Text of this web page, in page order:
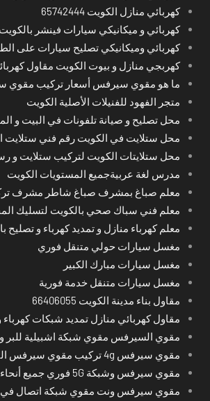
كهربائي منازل الكويت 65742444
كهربائي و ميكانيكي سيارات فينشر بالكويت 24 ساعة
كهربائي وميكانيكي تصليح سيارات على
كهربجي منازل و بيوت الكويت مقاول
ما هو مقوي سيرفس أسعار تركيب مقوي
متجر الفهود للفنيلات الأصلية الكويت
محل تصليح و صيانة تلفونات في البيت و
محل ستلايت في الكويت رقم فني ستلايت الشويخ
محل ستلايتات الكويت لتركيب ستلايت و
مدرس لغة عربيةجميع المستويات الكويت
معلم صباغ بمشرف صباغ شاطر مشرف
معلم فني سباك صحي بالكويت لتسليك
معلم كهرباء منازل و تمديد كهرباء و تصليح
مغسل سيارات حولي متنقل فوري
مغسل سيارات مبارك الكبير
مغسل سيارات متنقل خدمة فورية
مقاول بناء مدينة الكويت 66406055
مقاول كهربائي منازل تمديد شبكات كهرباء
مقوي السيرفس مقوي شبكة اشبيلية للبر
مقوي سيرفس 4g تركيب مقوي سيرفس البر في الكويت
مقوي سيرفس وشبكة 5G فوري جميع أنحاء الكويت
مقوي سيرفس ونت مقوي شبكة اتصال في